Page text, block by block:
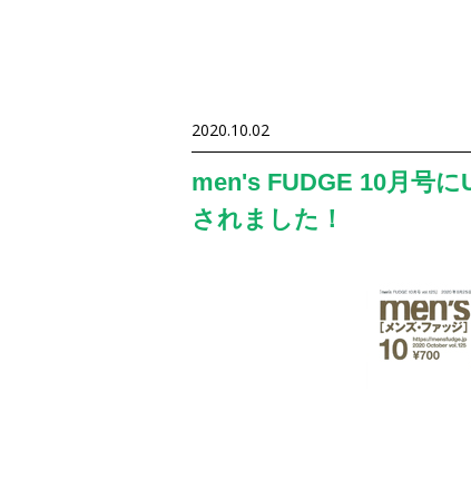
2020.10.02
men's FUDGE 10月号
されました！